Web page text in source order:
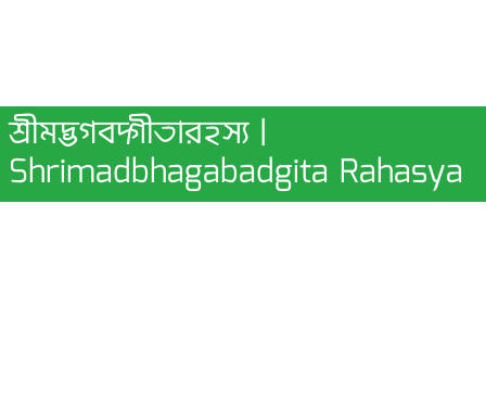
শ্রীমদ্ভগবদ্গীতারহস্য |
Shrimadbhagabadgita Rahasya